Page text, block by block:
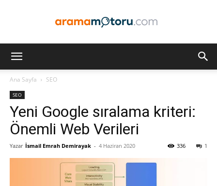
Optimizasyonu
Ana Sayfa SEO
SEO
Yeni Google sıralama kriteri:
Önemli Web Verileri
Yazar İsmail Emrah Demirayak - 4 Haziran 2020 1
336